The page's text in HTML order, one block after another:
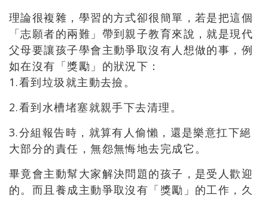
理論很複雜，學習的方式卻很簡單，若是把這個
「志願者的兩難」帶到親子教育來說，就是現代
父母要讓孩子學會主動爭取沒有人想做的事，例
如在沒有「獎勵」的狀況下：
1.看到垃圾就主動去撿。
2.看到水槽堵塞就親手下去清理。
3.分組報告時，就算有人偷懶，還是樂意扛下絕
大部分的責任，無怨無悔地去完成它。
畢竟會主動幫大家解決問題的孩子，是受人歡迎
的。而且養成主動爭取沒有「獎勵」的工作，久